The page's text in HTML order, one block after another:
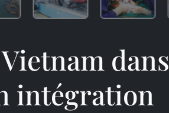
dans
intégration